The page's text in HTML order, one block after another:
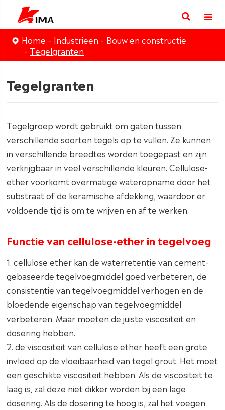
Home Industrieën
Bouw en constructie
Tegelgranten
Tegelgranten
Tegelgroep wordt gebruikt om gaten tussen
verschillende soorten tegels op te vullen. Ze kunnen
in verschillende breedtes worden toegepast en zijn
verkrijgbaar in veel verschillende kleuren. Cellulose-
ether voorkomt overmatige wateropname door het
substraat of de keramische afdekking, waardoor er
voldoende tijd is om te wrijven en af te werken.
Functie van cellulose-ether in tegelvoeg
1. cellulose ether kan de waterretentie van cement-
gebaseerde tegelvoegmiddel goed verbeteren, de
consistentie van tegelvoegmiddel verhogen en de
bloedende eigenschap van tegelvoegmiddel
verbeteren. Maar moeten de juiste viscositeit en
dosering hebben.
2. de viscositeit van cellulose ether heeft een grote
invloed op de vloeibaarheid van tegel grout. Het moet
een geschikte viscositeit hebben. Als de viscositeit te
laag is, zal deze niet dikker worden bij een lage
dosering. Als de dosering te hoog is, zal het voegen